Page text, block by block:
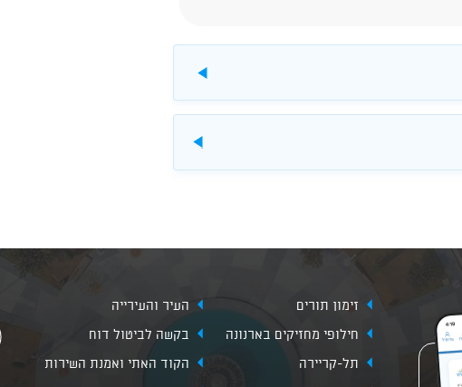
להורדה
להורדה
זימון תורים
העיר והעירייה
חילופי מחזיקים בארנונה
בקשה לביטול דוח
תל-קריירה
הקוד האתי ואמנת השירות